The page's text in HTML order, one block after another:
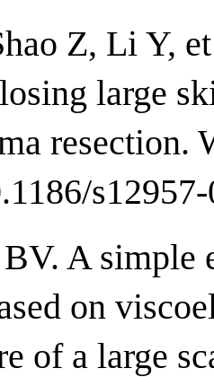
Z, Li Y,
large
resection.
A simple
on
of a large